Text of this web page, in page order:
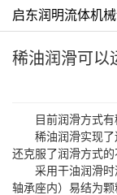
启东润明流体机
稀油润滑可以
目前润滑方式
稀油润滑实现
还克服了润滑方式的
采用干油润滑
轴承座内）易结为